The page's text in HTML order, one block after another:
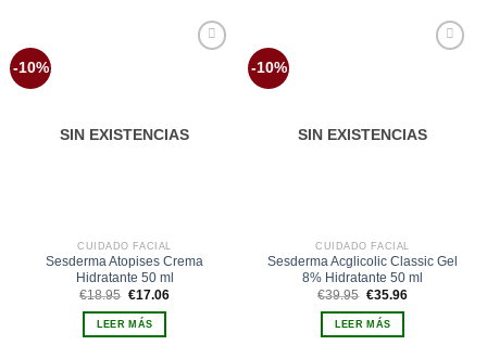
-10%
SIN EXISTENCIAS
CUIDADO FACIAL
Sesderma Atopises Crema
Hidratante 50 ml
€18.95 El
original
era:
€18.95.
€17.06El
LEER MÁS
-10%
SIN EXISTENCIAS
CUIDADO FACIAL
Sesderma Acglicolic Classic Gel
8% Hidratante 50 ml
€39.95 El
original
era:
€39.95.
€35.96El
LEER MÁS